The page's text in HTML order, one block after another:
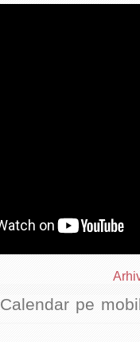
Calendar pe